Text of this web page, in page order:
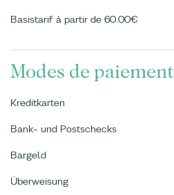
Basistarif à partir de 60.00€
Modes de paiement
Kreditkarten
Bank- und Postschecks
Bargeld
Überweisung